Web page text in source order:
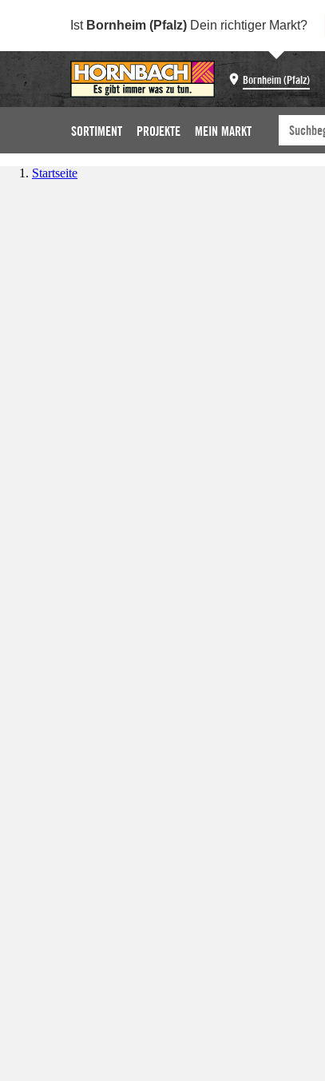
Ist Bornheim (Pfalz) Dein richtiger Markt?
Bornheim (Pfalz)
SORTIMENT PROJEKTE MEIN MARKT
Startseite